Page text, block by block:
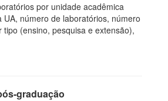
por unidade acadêmica
UA, número de laboratórios, número
tipo (ensino, pesquisa e extensão),
graduação